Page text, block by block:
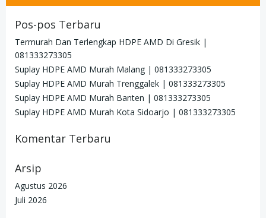
Pos-pos Terbaru
Termurah Dan Terlengkap HDPE AMD Di Gresik |
081333273305
Suplay HDPE AMD Murah Malang | 081333273305
Suplay HDPE AMD Murah Trenggalek | 081333273305
Suplay HDPE AMD Murah Banten | 081333273305
Suplay HDPE AMD Murah Kota Sidoarjo | 081333273305
Komentar Terbaru
Arsip
Agustus 2026
Juli 2026